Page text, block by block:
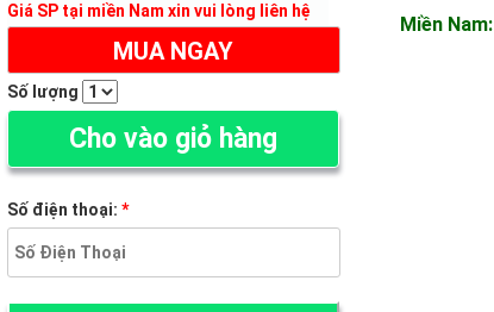
Giá SP tại miền Nam xin vui lòng liên hệ
MUA NGAY
Số lượng
Cho vào giỏ hàng
Số điện thoại: *
MiềnNam: